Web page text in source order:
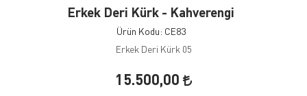
Erkek Deri Kürk - Kahverengi
Ürün Kodu: CE83
Erkek Deri Kürk 05
15.500,00